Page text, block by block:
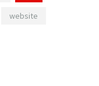
website